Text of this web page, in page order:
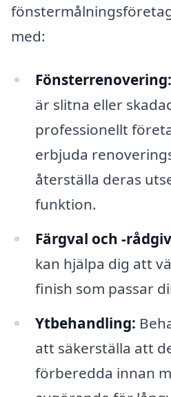
med:
Fönsterrenovering:
är slitna eller
professionellt
erbjuda
återställa deras
funktion.
Färgval och -
kan hjälpa dig att
finish som passar
Ytbehandling:
att säkerställa att
förberedda innan